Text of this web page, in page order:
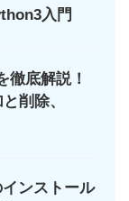
入門
徹底解説！
削除、
ンストール